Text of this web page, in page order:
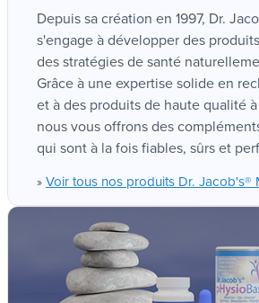
Marque
Dr. Jacob's® Medical
Depuis sa création en 1997, Dr.
s'engage à développer des
des stratégies de santé
Grâce à une expertise solide en
et à des produits de haute qualité
nous vous offrons des
qui sont à la fois fiables, sûrs et
» Voir tous nos produits Dr. Jacob's®